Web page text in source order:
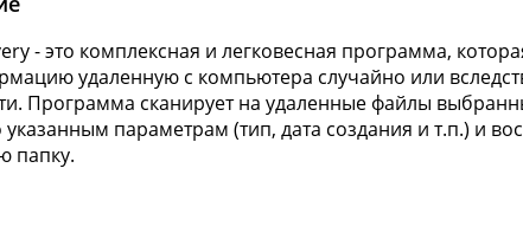
- это комплексная и легковесная программа,
удаленную с компьютера случайно или
Программа сканирует на удаленные файлы
параметрам (тип, дата создания и т.п.) и
папку.